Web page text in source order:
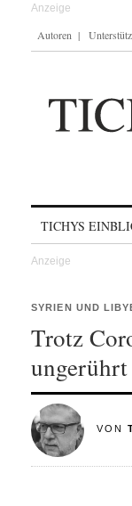
Autoren
TICHYS
SYRIEN UND
Trotz
VON